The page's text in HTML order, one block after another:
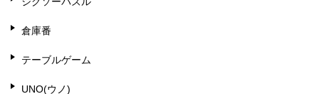
倉庫番
テーブルゲーム
UNO(ウノ)